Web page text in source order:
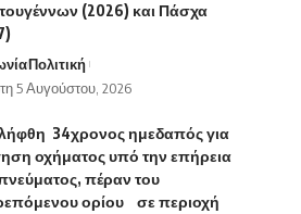
(2026) και Πάσχα
Πολιτική
5 Αυγούστου, 2026
34χρονος ημεδαπός για
οχήματος υπό την επήρεια
πέραν του
ορίου σε περιοχή